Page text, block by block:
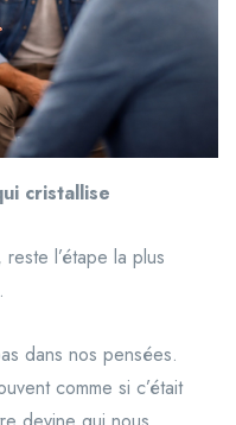
cristallise
l’étape la plus
dans nos pensées.
comme si c’était